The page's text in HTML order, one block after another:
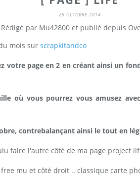
29 OCTOBRE 2014
Rédigé par Mu42800 et publié depuis
mois sur scrapkitandco
votre page en 2 en créant ainsi un
où vous pourrez vous amusez
contrebalançant ainsi le tout en
faire l'autre côté de ma page project
mu et côté droit .. classique carte